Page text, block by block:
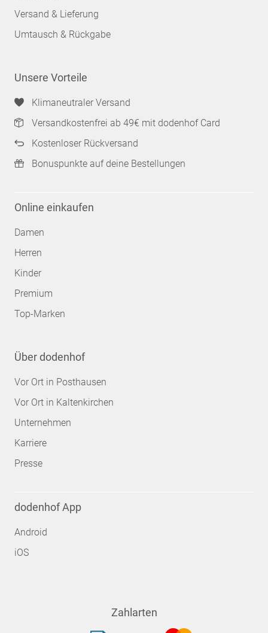
Versand & Lieferung
Umtausch & Rückgabe
Unsere Vorteile
Klimaneutraler Versand
Versandkostenfrei ab 49€ mit dodenhof Card
Kostenloser Rückversand
Bonuspunkte auf deine Bestellungen
Online einkaufen
Damen
Herren
Kinder
Premium
Top-Marken
Über dodenhof
Vor Ort in Posthausen
Vor Ort in Kaltenkirchen
Unternehmen
Karriere
Presse
dodenhof App
Android
iOS
Zahlarten